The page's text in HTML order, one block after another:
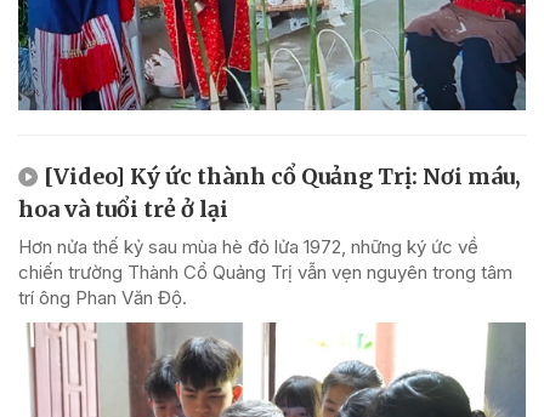
[Video] Ký ức thành cổ Quảng Trị: Nơi máu,
hoa và tuổi trẻ ở lại
Hơn nửa thế kỷ sau mùa hè đỏ lửa 1972, những ký ức về
chiến trường Thành Cổ Quảng Trị vẫn vẹn nguyên trong tâm
trí ông Phan Văn Độ.